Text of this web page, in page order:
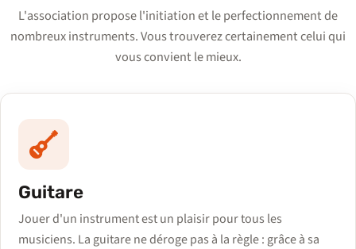
L'association propose l'initiation et le perfectionnement de
nombreux instruments. Vous trouverez certainement celui qui
vous convient le mieux.
Guitare
Jouer d'un instrument est un plaisir pour tous les
musiciens. La guitare ne déroge pas à la règle : grâce à sa